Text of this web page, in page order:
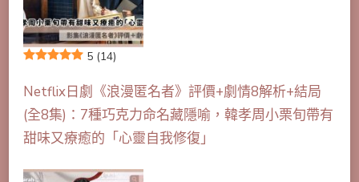
5 (14)
Netflix日劇《浪漫匿名者》評價+劇情8解析+結局
(全8集)：7種巧克力命名藏隱喻，韓孝周小栗旬帶有
甜味又療癒的「心靈自我修復」